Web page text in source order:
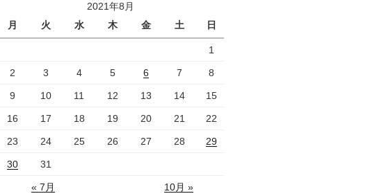
2021年8月
月
火 水 木 金 土 日
1
2 3 4 5 6 7 8
9 10 11 12 13 14 15
16 17 18 19 20 21 22
23 24 25 26 27 28 29
30 31
« 7月 10月 »